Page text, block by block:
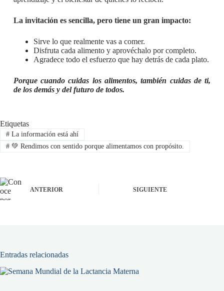
La invitación es sencilla, pero tiene un gran impacto:
Sirve lo que realmente vas a comer.
Disfruta cada alimento y aprovéchalo por completo.
Agradece todo el esfuerzo que hay detrás de cada plato.
Porque cuando cuidas los alimentos, también cuidas de ti,
de los demás y del futuro de todos.
Etiquetas
#La información está ahí
#💚 Rendimos con sentido porque alimentamos con propósito.
ANTERIOR SIGUIENTE
Entradas relacionadas